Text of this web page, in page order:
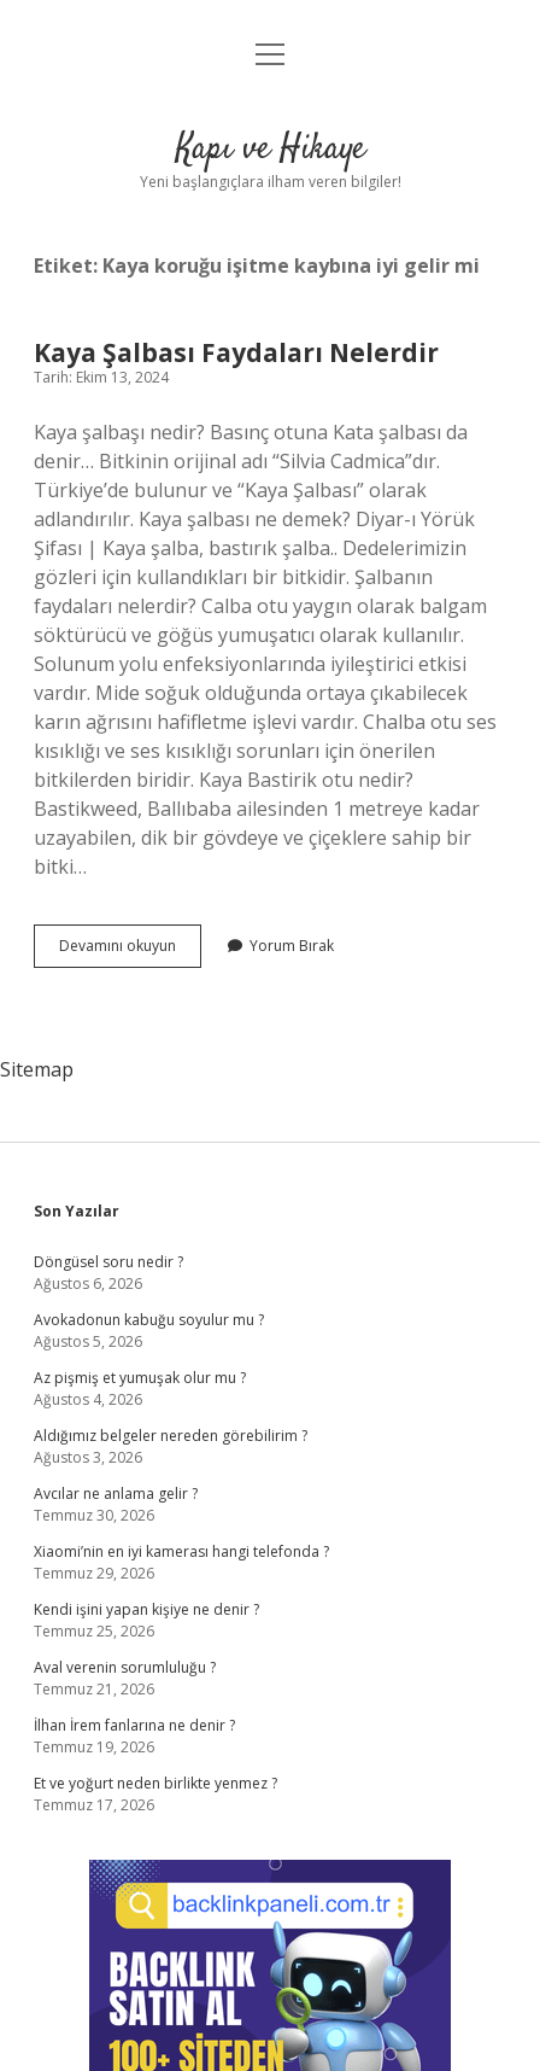
Anasayfa
Yasal Uyarı
menüyü
Kapı ve Hikaye
Yeni başlangıçlara ilham veren bilgiler!
Etiket: Kaya koruğu işitme kaybına iyi gelir mi
Kaya Şalbası Faydaları Nelerdir
Tarih: Ekim 13, 2024
Kaya şalbaşı nedir? Basınç otuna Kata şalbası da
denir… Bitkinin orijinal adı “Silvia Cadmica”dır.
Türkiye’de bulunur ve “Kaya Şalbası” olarak
adlandırılır. Kaya şalbası ne demek? Diyar-ı Yörük
Şifası | Kaya şalba, bastırık şalba.. Dedelerimizin
gözleri için kullandıkları bir bitkidir. Şalbanın
faydaları nelerdir? Calba otu yaygın olarak balgam
söktürücü ve göğüs yumuşatıcı olarak kullanılır.
Solunum yolu enfeksiyonlarında iyileştirici etkisi
vardır. Mide soğuk olduğunda ortaya çıkabilecek
karın ağrısını hafifletme işlevi vardır. Chalba otu ses
kısıklığı ve ses kısıklığı sorunları için önerilen
bitkilerden biridir. Kaya Bastirik otu nedir?
Bastikweed, Ballıbaba ailesinden 1 metreye kadar
uzayabilen, dik bir gövdeye ve çiçeklere sahip bir
bitki…
Devamını okuyun
Şalbası
Yorum Bırak
Sitemap
Sidebar
Son Yazılar
Döngüsel soru nedir ?
Ağustos 6, 2026
Avokadonun kabuğu soyulur mu ?
Ağustos 5, 2026
Az pişmiş et yumuşak olur mu ?
Ağustos 4, 2026
Aldığımız belgeler nereden görebilirim ?
Ağustos 3, 2026
Avcılar ne anlama gelir ?
Temmuz 30, 2026
Xiaomi’nin en iyi kamerası hangi telefonda ?
Temmuz 29, 2026
Kendi işini yapan kişiye ne denir ?
Temmuz 25, 2026
Aval verenin sorumluluğu ?
Temmuz 21, 2026
İlhan İrem fanlarına ne denir ?
Temmuz 19, 2026
Et ve yoğurt neden birlikte yenmez ?
Temmuz 17, 2026